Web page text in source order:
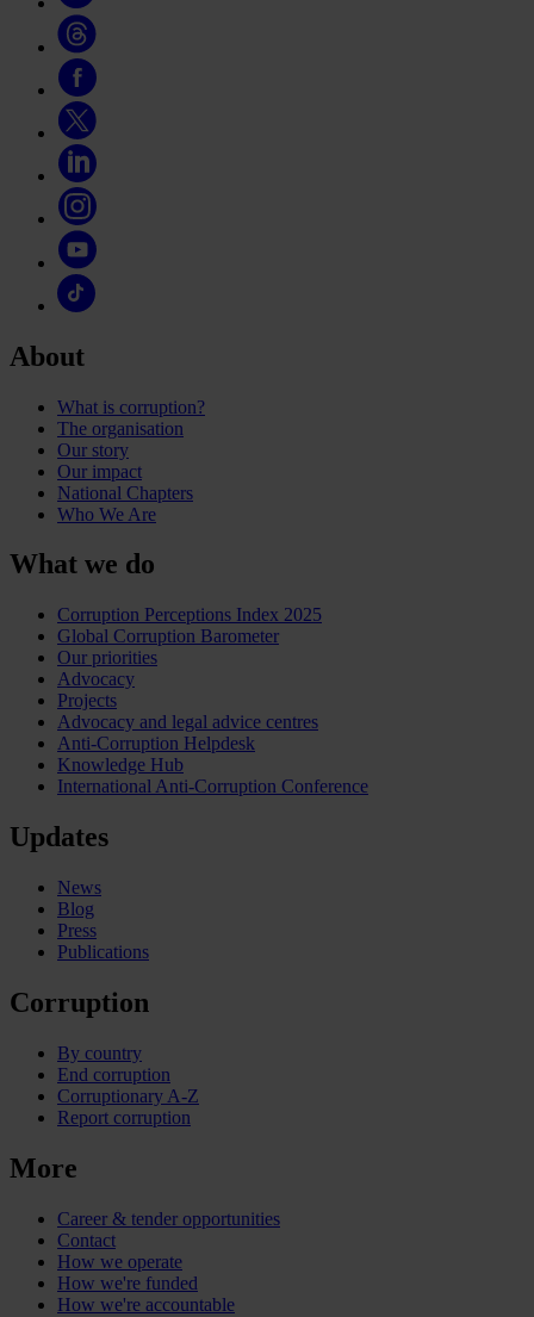
About
What is corruption?
The organisation
Our story
Our impact
National Chapters
Who We Are
What we do
Corruption Perceptions Index 2025
Global Corruption Barometer
Our priorities
Advocacy
Projects
Advocacy and legal advice centres
Anti-Corruption Helpdesk
Knowledge Hub
International Anti-Corruption Conference
Updates
News
Blog
Press
Publications
Corruption
By country
End corruption
Corruptionary A-Z
Report corruption
More
Career & tender opportunities
Contact
How we operate
How we're funded
How we're accountable